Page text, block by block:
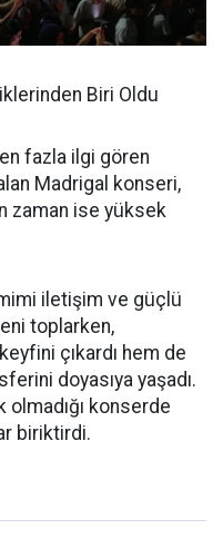
Biri Oldu
fazla ilgi gören
Madrigal konseri,
zaman ise yüksek
iletişim ve güçlü
toplarken,
çıkardı hem de
doyasıya yaşadı.
konserde
biriktirdi.